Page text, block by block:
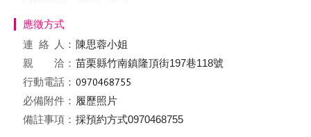
應徵方式
連絡
人： 陳思蓉小姐
親 洽： 苗栗縣竹南鎮隆頂街197巷118號
行動電話：
必備附件： 履歷照片
備註事項： 採預約方式0970468755